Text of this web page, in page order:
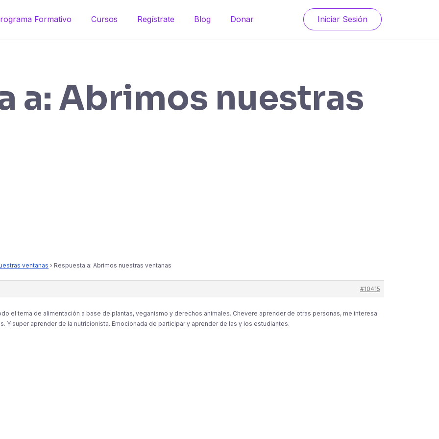
Formativo Cursos Regístrate Blog Donar Iniciar Sesión
a: Abrimos nuestras
ventanas › Respuesta a: Abrimos nuestras ventanas
#10415
el tema de alimentación a base de plantas, veganismo y derechos animales. Chevere aprender de otras personas, me interesa
Y super aprender de la nutricionista. Emocionada de participar y aprender de las y los estudiantes.